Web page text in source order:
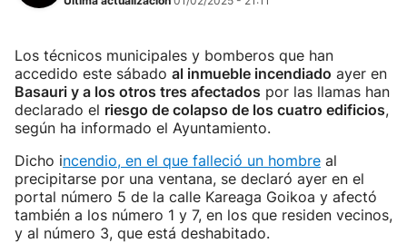
Los técnicos municipales y bomberos que han
accedido este sábado al inmueble incendiado ayer en
Basauri y a los otros tres afectados por las llamas han
declarado el riesgo de colapso de los cuatro edificios,
según ha informado el Ayuntamiento.
Dicho incendio, en el que falleció un hombre al
precipitarse por una ventana, se declaró ayer en el
portal número 5 de la calle Kareaga Goikoa y afectó
también a los número 1 y 7, en los que residen vecinos,
y al número 3, que está deshabitado.